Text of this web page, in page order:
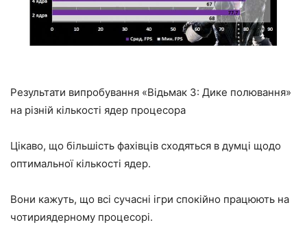
Результати випробування «Відьмак 3: Дике полювання»
на різній кількості ядер процесора
Цікаво, що більшість фахівців сходяться в думці щодо
оптимальної кількості ядер.
Вони кажуть, що всі сучасні ігри спокійно працюють на
чотириядерному процесорі.